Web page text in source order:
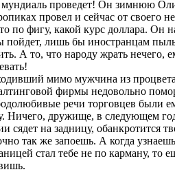
мундиаль проведет! Он зимнюю
провел и сейчас от своего
по фигу, какой курс доллара. Он
пойдет, лишь бы иностранцам пыль
А то, что народу жрать нечего,
мимо мужчина из
фирмы недовольно
речи торговцев были
Ничего, дружище, в следующем
сядет на задницу, обанкротится
так же запоешь. А когда
стал тебе не по карману, то